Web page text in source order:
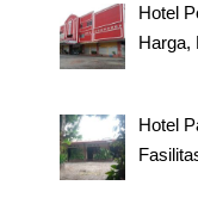
Hotel
Harga,
Hotel